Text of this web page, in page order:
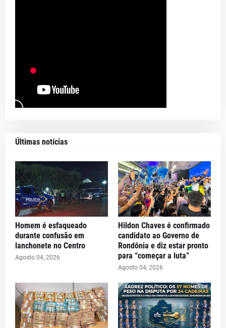
Últimas notícias
Homem é esfaqueado
durante confusão em
lanchonete no Centro
Agosto 04, 2026
Hildon Chaves é confirmado
candidato ao Governo de
Rondônia e diz estar pronto
para “começar a luta”
Agosto 04, 2026